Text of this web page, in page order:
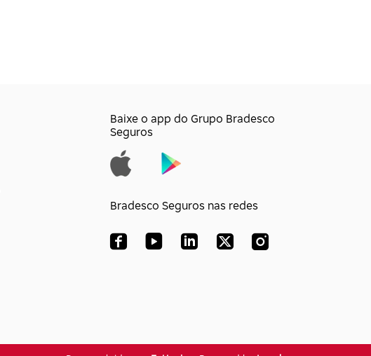
Baixe o app do Grupo Bradesco
Seguros
Bradesco Seguros nas redes